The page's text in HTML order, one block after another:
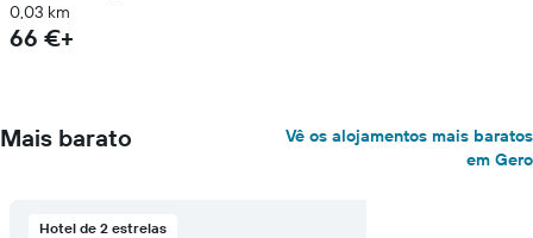
0,03 km
66 €+
Mais barato
Vê os alojamentos mais baratos
em Gero
Hotel de 2 estrelas